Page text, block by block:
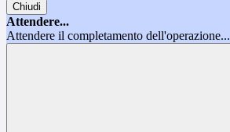
Chiudi
Attendere...
Attendere il completamento dell'operazione...